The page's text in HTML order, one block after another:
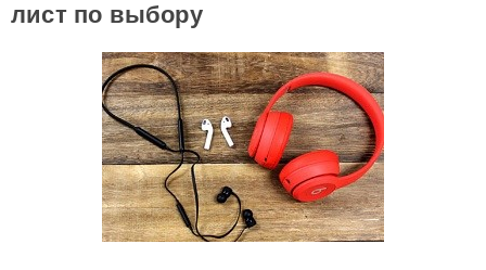
лист по выбору